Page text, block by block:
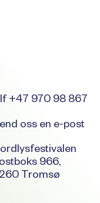
+47 970 98 867
oss en e-post
966,
Tromsø